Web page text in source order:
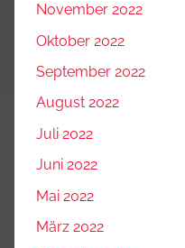
November 2022
Oktober 2022
September 2022
August 2022
Juli 2022
Juni 2022
Mai 2022
März 2022